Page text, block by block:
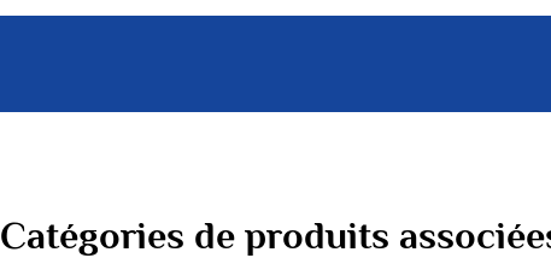
Catégories de produits